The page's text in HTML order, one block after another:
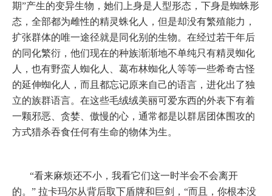
期”产生的变异生物，她们上身是人型形态，下身是蜘蛛形
态，全部都为雌性的精灵蛛化人，但是却没有繁殖能力，
扩张群体的唯一途径就是同化别的生物。在经过若干年后
的同化繁衍，他们现在的种族渐渐地不单纯只有精灵蜘化
人，也有野蛮人蜘化人、葛布林蜘化人等等一些希奇古怪
的延伸蜘化人，而且都忘记原来自己的语言，进化出了独
立的族群语言。在这些毛绒绒美丽可爱东西的外表下有着
一颗邪恶、贪婪、傲慢的心，通常都是以群居团体围攻的
方式猎杀吞食任何有生命的物体为生。
“看来麻烦还不小，我看它们这一时半会不会离开
的。” 拉卡玛尔从背后取下盾牌和巨剑，“而且，你根本没